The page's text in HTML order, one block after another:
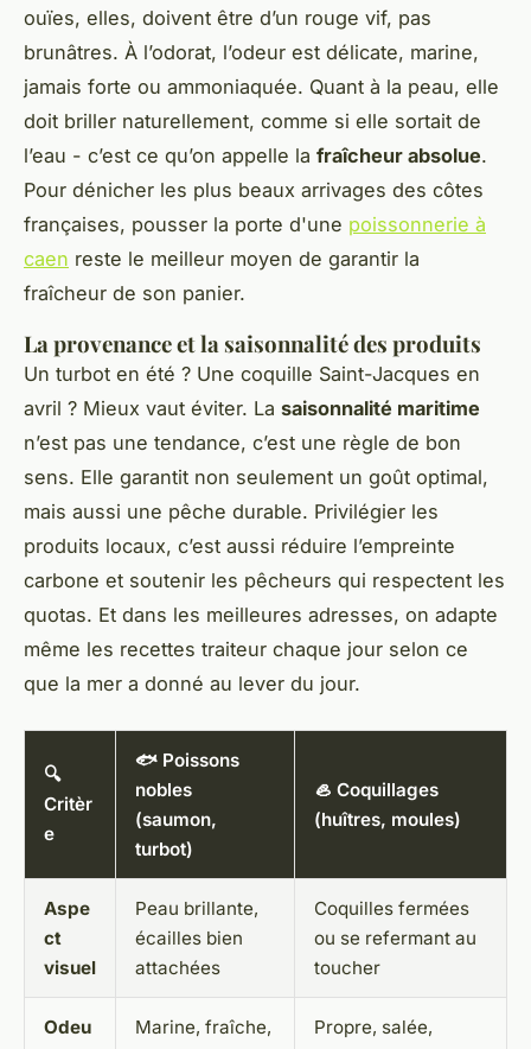
ouïes, elles, doivent être d’un rouge vif, pas
brunâtres. À l’odorat, l’odeur est délicate, marine,
jamais forte ou ammoniaquée. Quant à la peau, elle
doit briller naturellement, comme si elle sortait de
l’eau - c’est ce qu’on appelle la fraîcheur absolue.
Pour dénicher les plus beaux arrivages des côtes
françaises, pousser la porte d'une poissonnerie à
caen reste le meilleur moyen de garantir la
fraîcheur de son panier.
La provenance et la saisonnalité des produits
Un turbot en été ? Une coquille Saint-Jacques en
avril ? Mieux vaut éviter. La saisonnalité maritime
n’est pas une tendance, c’est une règle de bon
sens. Elle garantit non seulement un goût optimal,
mais aussi une pêche durable. Privilégier les
produits locaux, c’est aussi réduire l’empreinte
carbone et soutenir les pêcheurs qui respectent les
quotas. Et dans les meilleures adresses, on adapte
même les recettes traiteur chaque jour selon ce
que la mer a donné au lever du jour.
🔍
Critèr
e
🐟 Poissons
nobles
(saumon,
turbot)
🦪 Coquillages
(huîtres, moules)
Aspe
ct
visuel
Peau brillante,
écailles bien
attachées
Coquilles fermées
ou se refermant au
toucher
Odeu
Marine, fraîche,
Propre, salée,